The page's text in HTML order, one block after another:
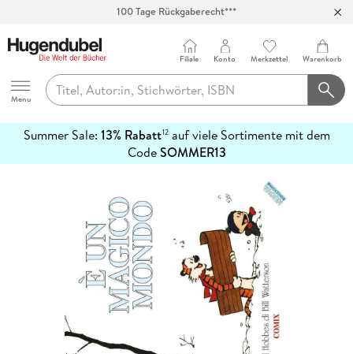
100 Tage Rückgaberecht***
Hugendubel
Menu
Filiale Konto Merkzettel Warenkorb
Summer Sale: 13% Rabatt12auf viele Sortimente mit dem
CodeSOMMER13
erfahren